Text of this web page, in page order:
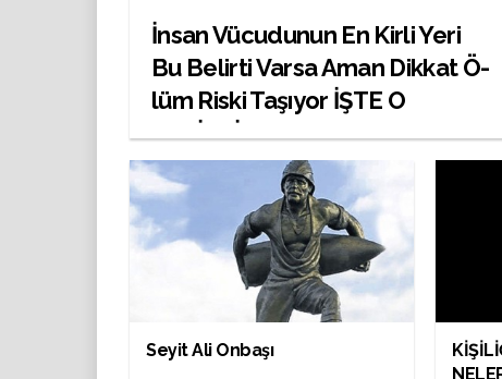
İnsan Vücudunun En Kirli Yeri
Bu Belirti Varsa Aman Dikkat Ö-
lüm Riski Taşıyor İŞTE O
BELİRTİ,,
Seyit Ali Onbaşı